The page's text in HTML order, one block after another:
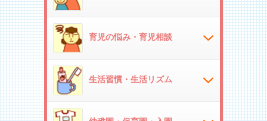
育児の悩み・育児相談
生活習慣・生活リズム